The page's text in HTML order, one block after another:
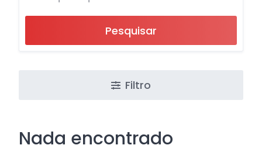
Pesquisar
Filtro
Nada encontrado